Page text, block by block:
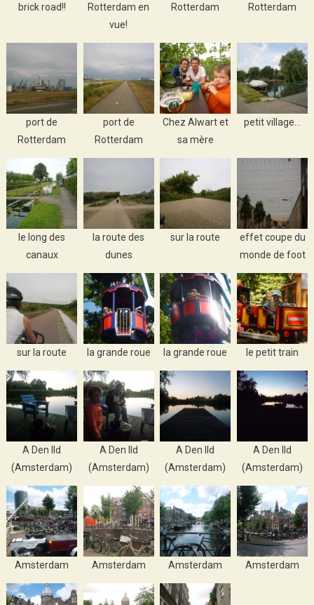
brick road!!
Rotterdam en
vue!
Rotterdam
Rotterdam
port de
Rotterdam
port de
Rotterdam
Chez Alwart et
sa mère
petit village…
le long des
canaux
la route des
dunes
sur la route
effet coupe du
monde de foot
sur la route la grande roue la grande roue le petit train
A Den Ild
(Amsterdam)
A Den Ild
(Amsterdam)
A Den Ild
(Amsterdam)
A Den Ild
(Amsterdam)
Amsterdam Amsterdam Amsterdam Amsterdam